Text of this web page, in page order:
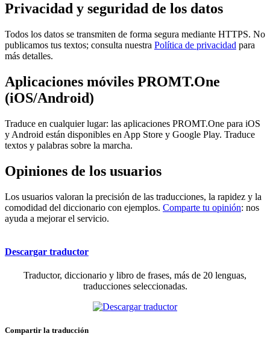
Privacidad y seguridad de los datos
Todos los datos se transmiten de forma segura mediante HTTPS. No
publicamos tus textos; consulta nuestra Política de privacidad para
más detalles.
Aplicaciones móviles PROMT.One
(iOS/Android)
Traduce en cualquier lugar: las aplicaciones PROMT.One para iOS
y Android están disponibles en App Store y Google Play. Traduce
textos y palabras sobre la marcha.
Opiniones de los usuarios
Los usuarios valoran la precisión de las traducciones, la rapidez y la
comodidad del diccionario con ejemplos. Comparte tu opinión: nos
ayuda a mejorar el servicio.
Descargar traductor
Traductor, diccionario y libro de frases, más de 20 lenguas,
traducciones seleccionadas.
Compartir la traducción